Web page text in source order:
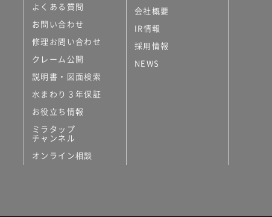
よくある質問
お問い合わせ
修理お問い合わせ
クレーム公開
説明書・図面検索
水まわり３年保証
お役立ち情報
ミラタップ
チャンネル
オンライン相談
会社概要
IR情報
採用情報
NEWS